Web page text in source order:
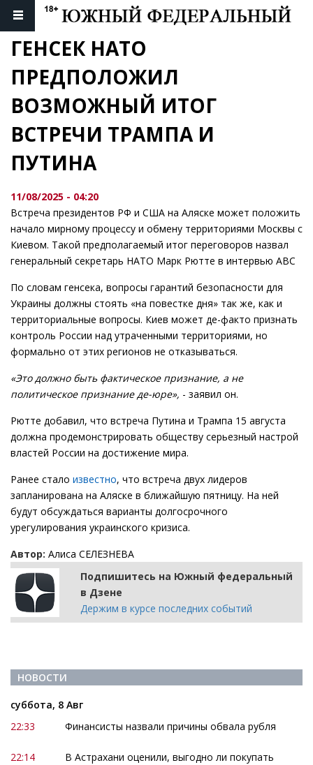
ГЕНСЕК НАТО
ПРЕДПОЛОЖИЛ
ВОЗМОЖНЫЙ ИТОГ
ВСТРЕЧИ ТРАМПА И
ПУТИНА
11/08/2025 - 04:20
Встреча президентов РФ и США на Аляске может положить
начало мирному процессу и обмену территориями Москвы с
Киевом. Такой предполагаемый итог переговоров назвал
генеральный секретарь НАТО Марк Рютте в интервью ABC
По словам генсека, вопросы гарантий безопасности для
Украины должны стоять «на повестке дня» так же, как и
территориальные вопросы. Киев может де-факто признать
контроль России над утраченными территориями, но
формально от этих регионов не отказываться.
«Это должно быть фактическое признание, а не
политическое признание де-юре», - заявил он.
Рютте добавил, что встреча Путина и Трампа 15 августа
должна продемонстрировать обществу серьезный настрой
властей России на достижение мира.
Ранее стало известно, что встреча двух лидеров
запланирована на Аляске в ближайшую пятницу. На ней
будут обсуждаться варианты долгосрочного
урегулирования украинского кризиса.
Автор: Алиса СЕЛЕЗНЕВА
Подпишитесь на Южный федеральный
в Дзене
Держим в курсе последних событий
НОВОСТИ
суббота, 8 Авг
22:33
Финансисты назвали причины обвала рубля
22:14
В Астрахани оценили, выгодно ли покупать